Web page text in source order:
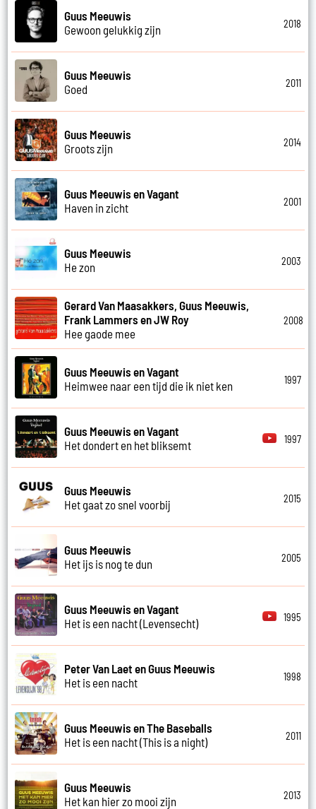
Guus Meeuwis
Gewoon gelukkig zijn
2018
Guus Meeuwis
Goed
2011
Guus Meeuwis
Groots zijn
2014
Guus Meeuwis en Vagant
Haven in zicht
2001
Guus Meeuwis
He zon
2003
Gerard Van Maasakkers, Guus Meeuwis,
Frank Lammers en JW Roy
Hee gaode mee
2008
Guus Meeuwis en Vagant
Heimwee naar een tijd die ik niet ken
1997
Guus Meeuwis en Vagant
Het dondert en het bliksemt
1997
Guus Meeuwis
Het gaat zo snel voorbij
2015
Guus Meeuwis
Het ijs is nog te dun
2005
Guus Meeuwis en Vagant
Het is een nacht (Levensecht)
1995
Peter Van Laet en Guus Meeuwis
Het is een nacht
1998
Guus Meeuwis en The Baseballs
Het is een nacht (This is a night)
2011
Guus Meeuwis
Het kan hier zo mooi zijn
2013